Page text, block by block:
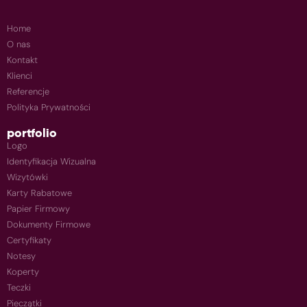
Home
O nas
Kontakt
Klienci
Referencje
Polityka Prywatności
portfolio
Logo
Identyfikacja Wizualna
Wizytówki
Karty Rabatowe
Papier Firmowy
Dokumenty Firmowe
Certyfikaty
Notesy
Koperty
Teczki
Pieczątki